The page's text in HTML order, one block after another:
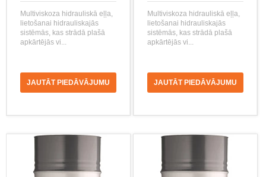
Multiviskoza hidrauliskā eļļa,
lietošanai hidrauliskajās
sistēmās, kas strādā plašā
apkārtējās vi...
JAUTĀT PIEDĀVĀJUMU
Multiviskoza hidrauliskā eļļa,
lietošanai hidrauliskajās
sistēmās, kas strādā plašā
apkārtējās vi...
JAUTĀT PIEDĀVĀJUMU